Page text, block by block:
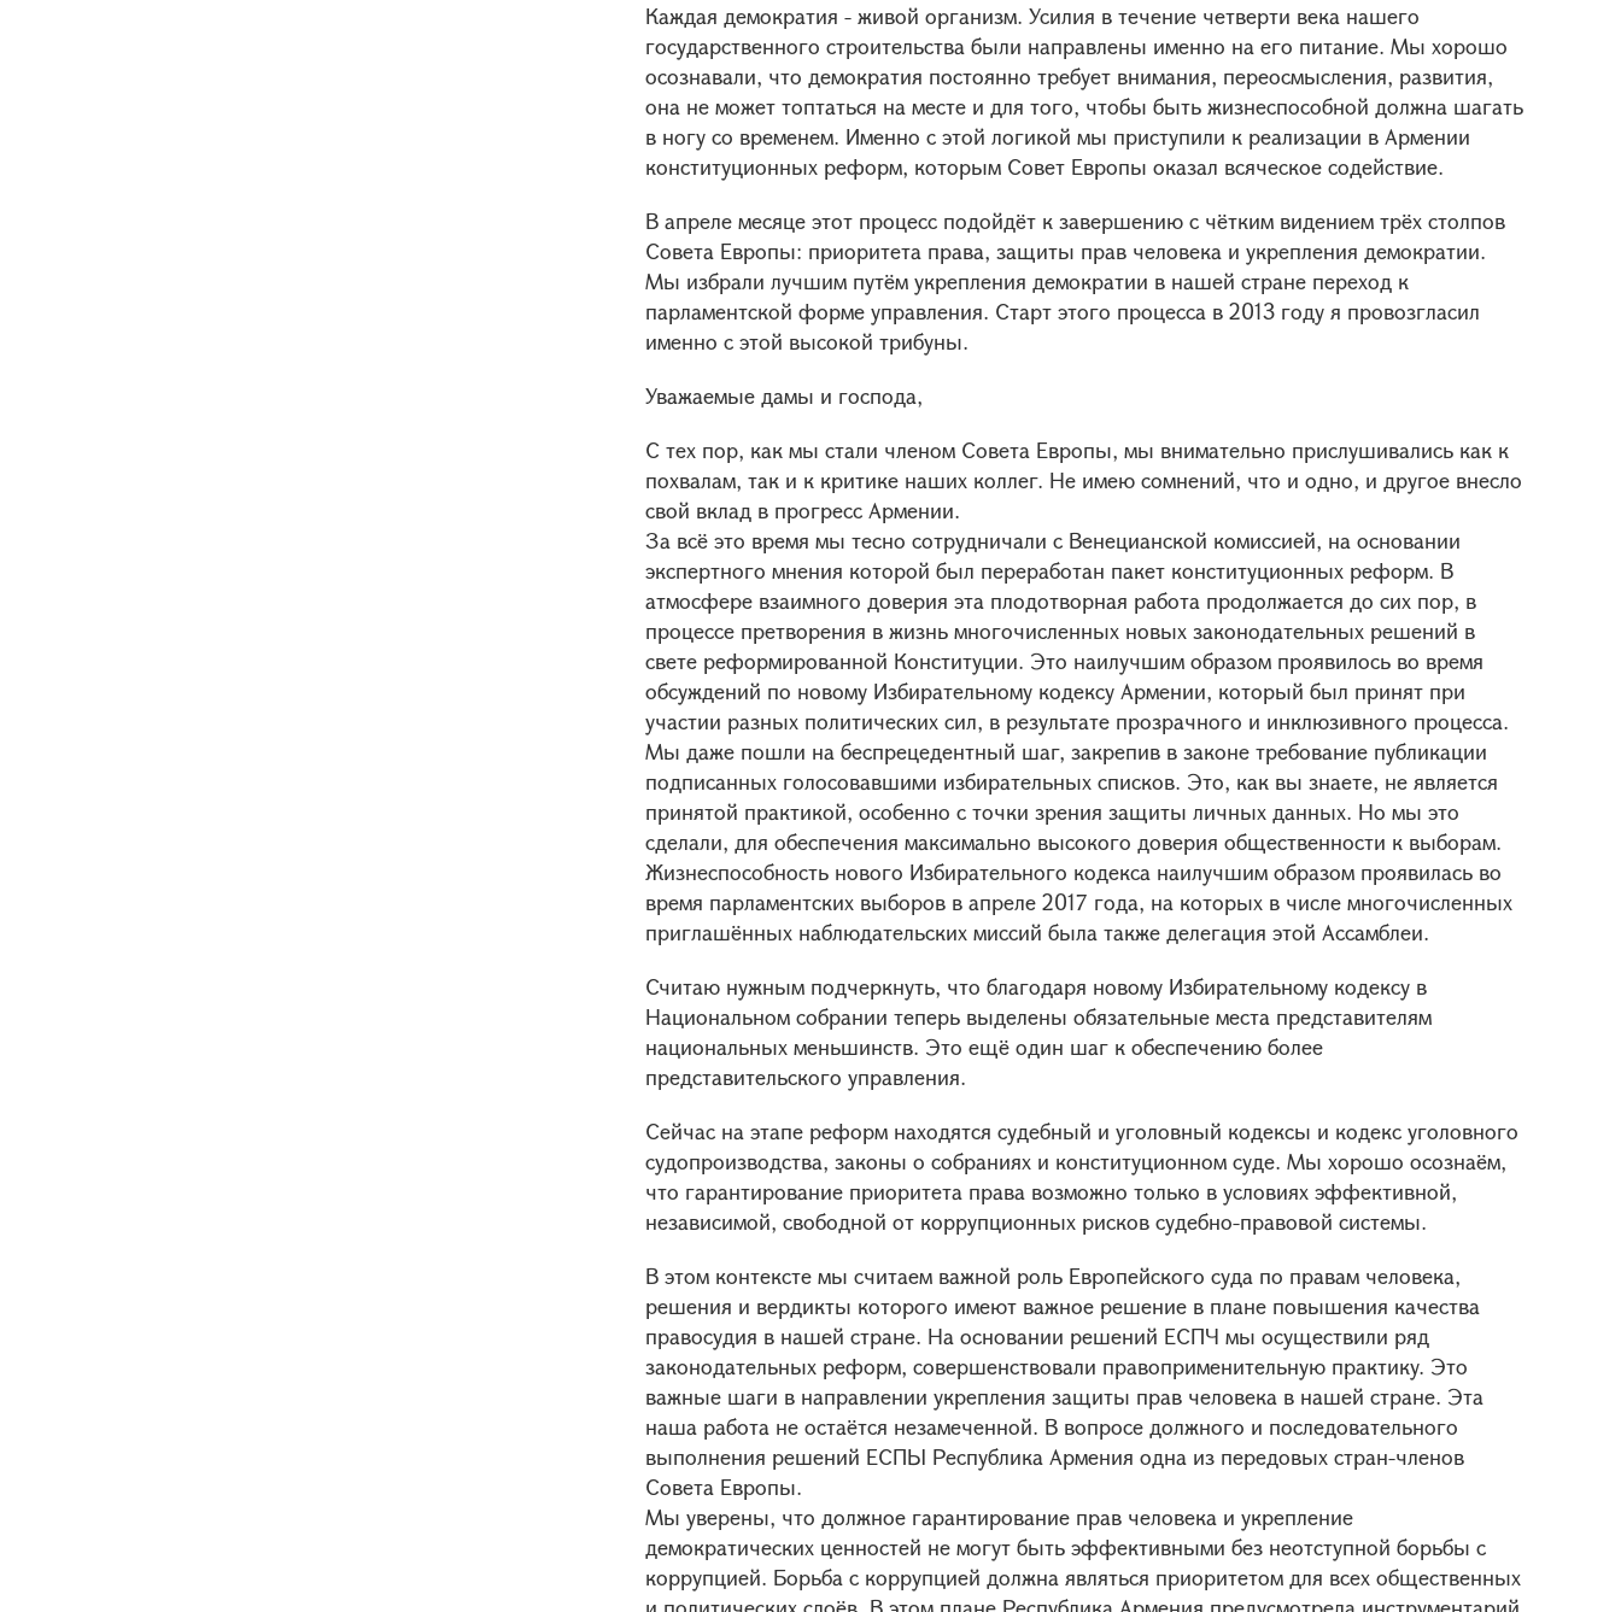
Каждая демократия - живой организм. Усилия в течение четверти века нашего
государственного строительства были направлены именно на его питание. Мы хорошо
осознавали, что демократия постоянно требует внимания, переосмысления, развития,
она не может топтаться на месте и для того, чтобы быть жизнеспособной должна шагать
в ногу со временем. Именно с этой логикой мы приступили к реализации в Армении
конституционных реформ, которым Совет Европы оказал всяческое содействие.
В апреле месяце этот процесс подойдёт к завершению с чётким видением трёх столпов
Совета Европы: приоритета права, защиты прав человека и укрепления демократии.
Мы избрали лучшим путём укрепления демократии в нашей стране переход к
парламентской форме управления. Старт этого процесса в 2013 году я провозгласил
именно с этой высокой трибуны.
Уважаемые дамы и господа,
С тех пор, как мы стали членом Совета Европы, мы внимательно прислушивались как к
похвалам, так и к критике наших коллег. Не имею сомнений, что и одно, и другое внесло
свой вклад в прогресс Армении.
За всё это время мы тесно сотрудничали с Венецианской комиссией, на основании
экспертного мнения которой был переработан пакет конституционных реформ. В
атмосфере взаимного доверия эта плодотворная работа продолжается до сих пор, в
процессе претворения в жизнь многочисленных новых законодательных решений в
свете реформированной Конституции. Это наилучшим образом проявилось во время
обсуждений по новому Избирательному кодексу Армении, который был принят при
участии разных политических сил, в результате прозрачного и инклюзивного процесса.
Мы даже пошли на беспрецедентный шаг, закрепив в законе требование публикации
подписанных голосовавшими избирательных списков. Это, как вы знаете, не является
принятой практикой, особенно с точки зрения защиты личных данных. Но мы это
сделали, для обеспечения максимально высокого доверия общественности к выборам.
Жизнеспособность нового Избирательного кодекса наилучшим образом проявилась во
время парламентских выборов в апреле 2017 года, на которых в числе многочисленных
приглашённых наблюдательских миссий была также делегация этой Ассамблеи.
Считаю нужным подчеркнуть, что благодаря новому Избирательному кодексу в
Национальном собрании теперь выделены обязательные места представителям
национальных меньшинств. Это ещё один шаг к обеспечению более
представительского управления.
Сейчас на этапе реформ находятся судебный и уголовный кодексы и кодекс уголовного
судопроизводства, законы о собраниях и конституционном суде. Мы хорошо осознаём,
что гарантирование приоритета права возможно только в условиях эффективной,
независимой, свободной от коррупционных рисков судебно-правовой системы.
В этом контексте мы считаем важной роль Европейского суда по правам человека,
решения и вердикты которого имеют важное решение в плане повышения качества
правосудия в нашей стране. На основании решений ЕСПЧ мы осуществили ряд
законодательных реформ, совершенствовали правоприменительную практику. Это
важные шаги в направлении укрепления защиты прав человека в нашей стране. Эта
наша работа не остаётся незамеченной. В вопросе должного и последовательного
выполнения решений ЕСПЫ Республика Армения одна из передовых стран-членов
Совета Европы.
Мы уверены, что должное гарантирование прав человека и укрепление
демократических ценностей не могут быть эффективными без неотступной борьбы с
коррупцией. Борьба с коррупцией должна являться приоритетом для всех общественных